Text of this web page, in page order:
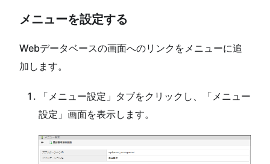
メニューを設定する
Webデータベースの画面へのリンクをメニューに追
加します。
「メニュー設定」タブをクリックし、「メニュー
設定」画面を表示します。